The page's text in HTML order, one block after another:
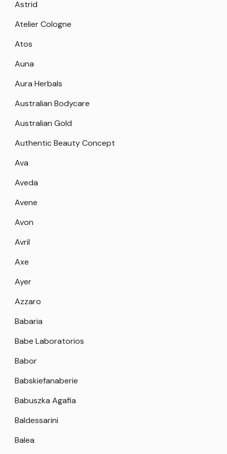
Astrid
Atelier Cologne
Atos
Auna
Aura Herbals
Australian Bodycare
Australian Gold
Authentic Beauty Concept
Ava
Aveda
Avene
Avon
Avril
Axe
Ayer
Azzaro
Babaria
Babe Laboratorios
Babor
Babskiefanaberie
Babuszka Agafia
Baldessarini
Balea